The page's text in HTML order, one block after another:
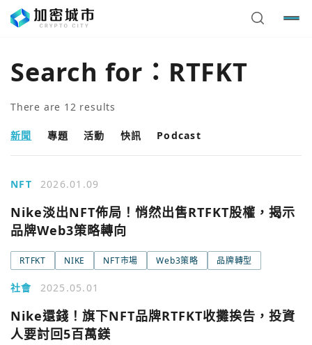
Search for： RTFKT
There are 12 results
新聞 專題 活動 快訊 Podcast
NFT 2026.01.09
Nike淡出NFT佈局！悄然出售RTFKT股權，揭示
品牌Web3策略轉向
RTFKT NIKE NFT市場 Web3策略 品牌轉型
社會 2025.05.01
Nike還錢！旗下NFT品牌RTFKT收攤挨告，投資
人要討回5百萬鎂